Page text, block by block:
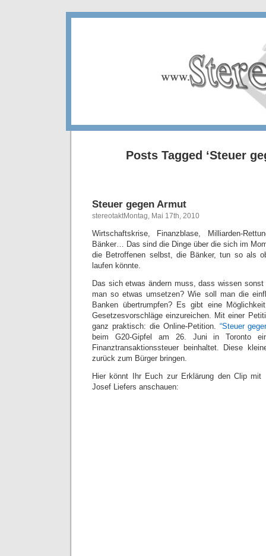
Posts Tagged ‘Steuer
Steuer gegen Armut
stereotaktMontag, Mai 17th, 2010
Wirtschaftskrise, Finanzblase, Milliarden-
Bänker… Das sind die Dinge über die sich im
die Betroffenen selbst, die Bänker, tun so als
laufen könnte.
Das sich etwas ändern muss, dass wissen
man so etwas umsetzen? Wie soll man die
Banken übertrumpfen? Es gibt eine
Gesetzesvorschläge einzureichen. Mit einer
ganz praktisch: die Online-Petition. “Steuer
beim G20-Gipfel am 26. Juni in Toronto
Finanztransaktionssteuer beinhaltet. Diese
zurück zum Bürger bringen.
Hier könnt Ihr Euch zur Erklärung den Clip mit
Josef Liefers anschauen: